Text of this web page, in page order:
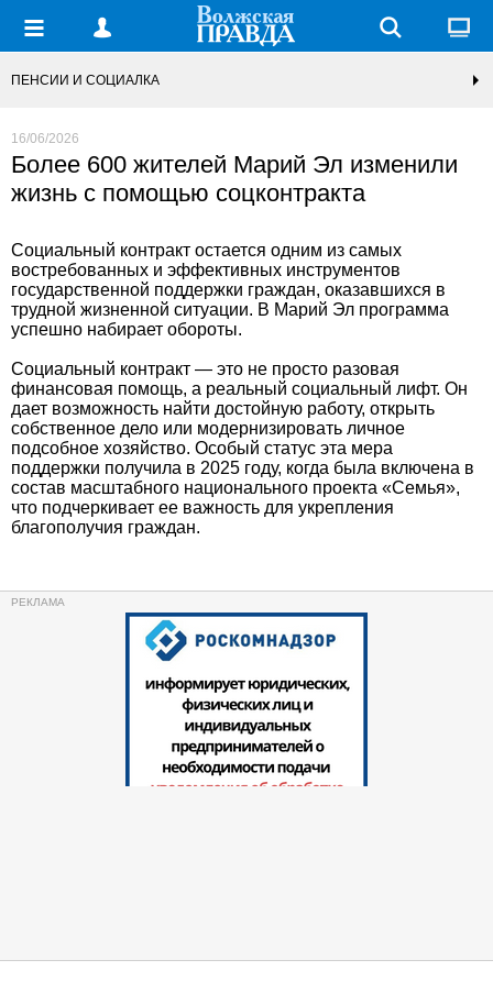
ПЕНСИИ И СОЦИАЛКА
16/06/2026
Более 600 жителей Марий Эл изменили
жизнь с помощью соцконтракта
Социальный контракт остается одним из самых
востребованных и эффективных инструментов
государственной поддержки граждан, оказавшихся в
трудной жизненной ситуации. В Марий Эл программа
успешно набирает обороты.
Социальный контракт — это не просто разовая
финансовая помощь, а реальный социальный лифт. Он
дает возможность найти достойную работу, открыть
собственное дело или модернизировать личное
подсобное хозяйство. Особый статус эта мера
поддержки получила в 2025 году, когда была включена в
состав масштабного национального проекта «Семья»,
что подчеркивает ее важность для укрепления
благополучия граждан.